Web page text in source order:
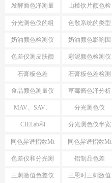
发酵面色泽测量
仪
山楂饮片颜色检
测工具
分光测色仪的组
成
色散系统的类型
奶油颜色检测仪 奶油颜色影响因
素
色差仪测皮肤颜
色方法
彩泥颜色检测仪
石膏板色差 石膏板色差检测
食品颜色测量仪 草莓酱色泽分析
仪
MAV、SAV、
SSAV区别
分光测色仪
MAV、SAV、
SSAV
CIELab和
HunterLab区别
分光测色仪半宽
带
同色异谱指数Mt 同色异谱指数Mt
测试仪
色差仪和分光测
色仪选择
铝制品色差
三刺激值色差仪 三恩时三刺激值